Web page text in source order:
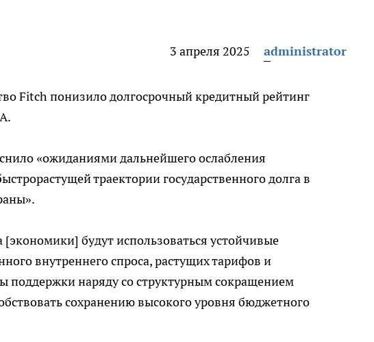
3 апреля 2025
administrator
Fitch понизило долгосрочный кредитный рейтинг
«ожиданиями дальнейшего ослабления
траектории государственного долга в
будут использоваться устойчивые
внутреннего спроса, растущих тарифов и
поддержки наряду со структурным сокращением
сохранению высокого уровня бюджетного